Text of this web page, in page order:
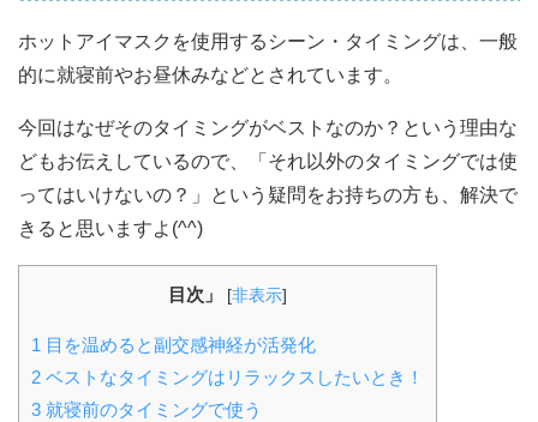
ホットアイマスクを使用するシーン・タイミングは、一般
的に就寝前やお昼休みなどとされています。
今回はなぜそのタイミングがベストなのか？という理由な
どもお伝えしているので、「それ以外のタイミングでは使
ってはいけないの？」という疑問をお持ちの方も、解決で
きると思いますよ(^^)
目次」 [非表示]
1 目を温めると副交感神経が活発化
2 ベストなタイミングはリラックスしたいとき！
3 就寝前のタイミングで使う